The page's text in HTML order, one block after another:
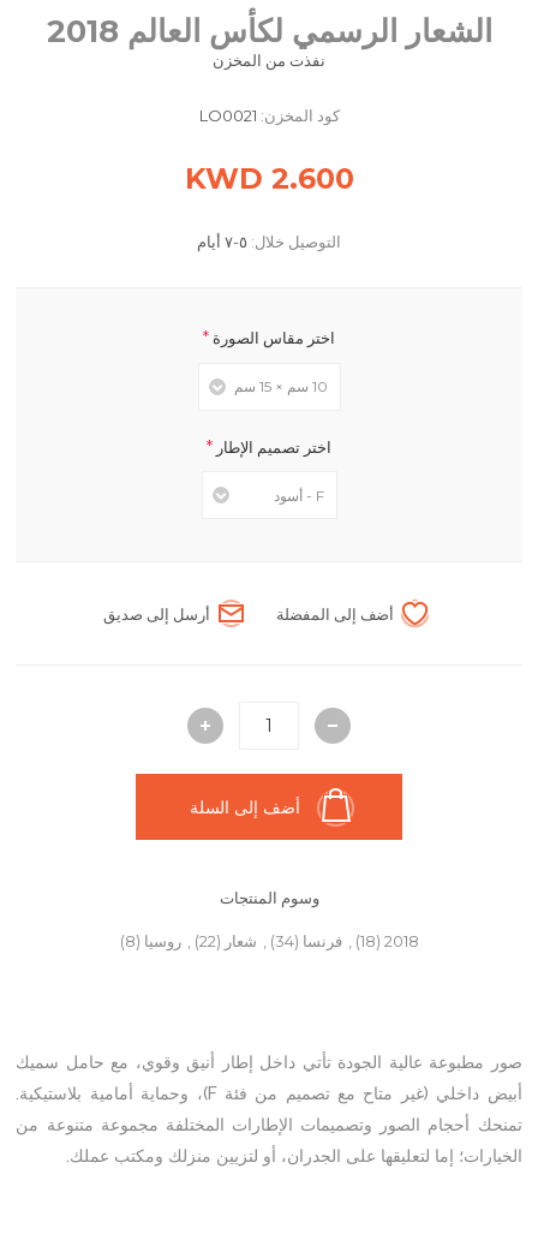
الشعار الرسمي لكأس العالم 2018
نفذت من المخزن
كود المخزن: LO0021
2.600 KWD
التوصيل خلال: ٥-٧ أيام
اختر مقاس الصورة *
اختر تصميم الإطار *
أضف إلى المفضلة أرسل إلى صديق
أضف إلى السلة
وسوم المنتجات
2018
(18)
, فرنسا (34)
, شعار (22)
, روسيا (8)
صور مطبوعة عالية الجودة تأتي داخل إطار أنيق وقوي، مع حامل سميك
أبيض داخلي (غير متاح مع تصميم من فئة F)، وحماية أمامية بلاستيكية.
تمنحك أحجام الصور وتصميمات الإطارات المختلفة مجموعة متنوعة من
الخيارات؛ إما لتعليقها على الجدران، أو لتزيين منزلك ومكتب عملك.